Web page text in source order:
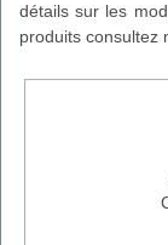
détails sur les
produits consultez